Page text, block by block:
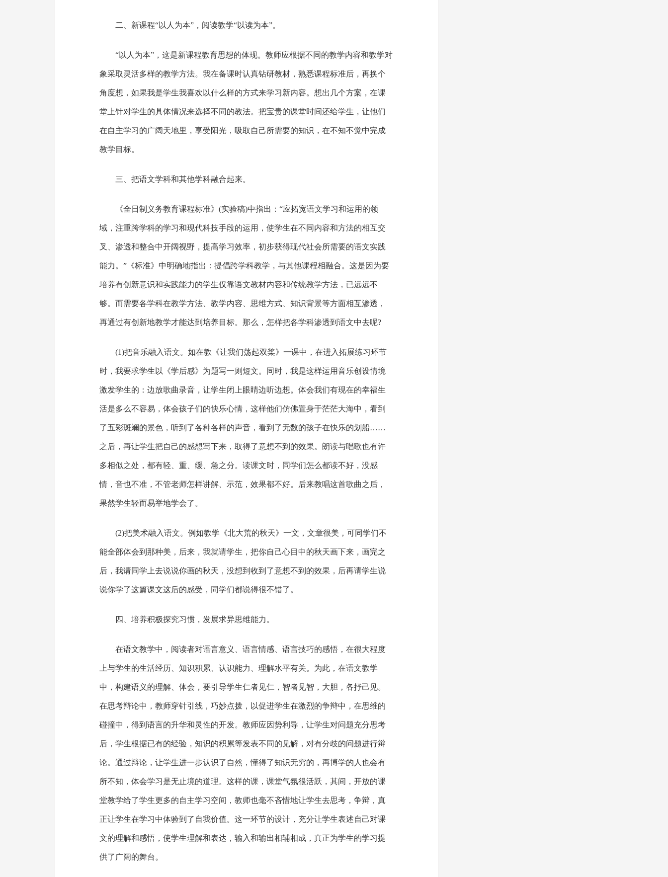
二、新课程“以人为本”，阅读教学“以读为本”。
“以人为本”，这是新课程教育思想的体现。教师应根据不同的教学内容和教学对
象采取灵活多样的教学方法。我在备课时认真钻研教材，熟悉课程标准后，再换个
角度想，如果我是学生我喜欢以什么样的方式来学习新内容。想出几个方案，在课
堂上针对学生的具体情况来选择不同的教法。把宝贵的课堂时间还给学生，让他们
在自主学习的广阔天地里，享受阳光，吸取自己所需要的知识，在不知不觉中完成
教学目标。
三、把语文学科和其他学科融合起来。
《全日制义务教育课程标准》(实验稿)中指出：“应拓宽语文学习和运用的领
域，注重跨学科的学习和现代科技手段的运用，使学生在不同内容和方法的相互交
叉、渗透和整合中开阔视野，提高学习效率，初步获得现代社会所需要的语文实践
能力。”《标准》中明确地指出：提倡跨学科教学，与其他课程相融合。这是因为要
培养有创新意识和实践能力的学生仅靠语文教材内容和传统教学方法，已远远不
够。而需要各学科在教学方法、教学内容、思维方式、知识背景等方面相互渗透，
再通过有创新地教学才能达到培养目标。那么，怎样把各学科渗透到语文中去呢?
(1)把音乐融入语文。如在教《让我们荡起双桨》一课中，在进入拓展练习环节
时，我要求学生以《学后感》为题写一则短文。同时，我是这样运用音乐创设情境
激发学生的：边放歌曲录音，让学生闭上眼睛边听边想。体会我们有现在的幸福生
活是多么不容易，体会孩子们的快乐心情，这样他们仿佛置身于茫茫大海中，看到
了五彩斑斓的景色，听到了各种各样的声音，看到了无数的孩子在快乐的划船……
之后，再让学生把自己的感想写下来，取得了意想不到的效果。朗读与唱歌也有许
多相似之处，都有轻、重、缓、急之分。读课文时，同学们怎么都读不好，没感
情，音也不准，不管老师怎样讲解、示范，效果都不好。后来教唱这首歌曲之后，
果然学生轻而易举地学会了。
(2)把美术融入语文。例如教学《北大荒的秋天》一文，文章很美，可同学们不
能全部体会到那种美，后来，我就请学生，把你自己心目中的秋天画下来，画完之
后，我请同学上去说说你画的秋天，没想到收到了意想不到的效果，后再请学生说
说你学了这篇课文这后的感受，同学们都说得很不错了。
四、培养积极探究习惯，发展求异思维能力。
在语文教学中，阅读者对语言意义、语言情感、语言技巧的感悟，在很大程度
上与学生的生活经历、知识积累、认识能力、理解水平有关。为此，在语文教学
中，构建语义的理解、体会，要引导学生仁者见仁，智者见智，大胆，各抒己见。
在思考辩论中，教师穿针引线，巧妙点拨，以促进学生在激烈的争辩中，在思维的
碰撞中，得到语言的升华和灵性的开发。教师应因势利导，让学生对问题充分思考
后，学生根据已有的经验，知识的积累等发表不同的见解，对有分歧的问题进行辩
论。通过辩论，让学生进一步认识了自然，懂得了知识无穷的，再博学的人也会有
所不知，体会学习是无止境的道理。这样的课，课堂气氛很活跃，其间，开放的课
堂教学给了学生更多的自主学习空间，教师也毫不吝惜地让学生去思考，争辩，真
正让学生在学习中体验到了自我价值。这一环节的设计，充分让学生表述自己对课
文的理解和感悟，使学生理解和表达，输入和输出相辅相成，真正为学生的学习提
供了广阔的舞台。